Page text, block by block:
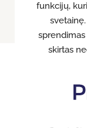
funkcijų,
skirtas